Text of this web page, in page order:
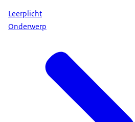
Leerplicht
Onderwerp